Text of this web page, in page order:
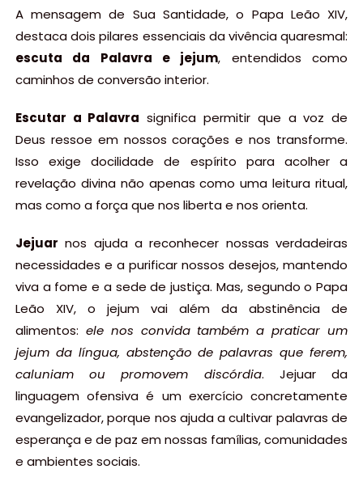
A mensagem de Sua Santidade, o Papa Leão XIV,
destaca dois pilares essenciais da vivência quaresmal:
escuta da Palavra e jejum, entendidos como
caminhos de conversão interior.
Escutar a Palavra significa permitir que a voz de
Deus ressoe em nossos corações e nos transforme.
Isso exige docilidade de espírito para acolher a
revelação divina não apenas como uma leitura ritual,
mas como a força que nos liberta e nos orienta.
Jejuar nos ajuda a reconhecer nossas verdadeiras
necessidades e a purificar nossos desejos, mantendo
viva a fome e a sede de justiça. Mas, segundo o Papa
Leão XIV, o jejum vai além da abstinência de
alimentos: ele nos convida também a praticar um
jejum da língua, abstenção de palavras que ferem,
caluniam ou promovem discórdia. Jejuar da
linguagem ofensiva é um exercício concretamente
evangelizador, porque nos ajuda a cultivar palavras de
esperança e de paz em nossas famílias, comunidades
e ambientes sociais.